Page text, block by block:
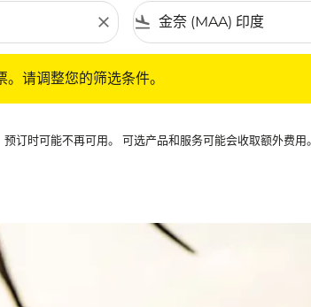
close flight_land
请调整您的筛选条件。
订时可能不再可用。 可选产品和服务可能会收取额外费用。